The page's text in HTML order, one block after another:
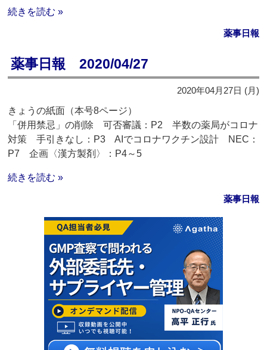
続きを読む »
薬事日報
薬事日報 2020/04/27
2020年04月27日 (月)
きょうの紙面（本号8ページ）
「併用禁忌」の削除 可否審議：P2 半数の薬局がコロナ
対策 手引きなし：P3 AIでコロナワクチン設計 NEC：
P7 企画〈漢方製剤〉：P4～5
続きを読む »
薬事日報